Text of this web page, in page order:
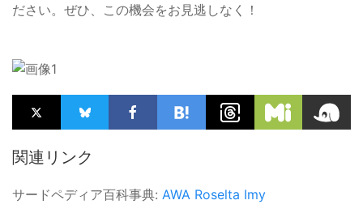
ださい。ぜひ、この機会をお見逃しなく！
関連リンク
サードペディア百科事典: AWA Roselta Imy